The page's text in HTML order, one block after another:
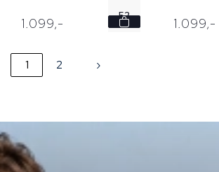
1.099,- 52 1.099,-
1 2 ›